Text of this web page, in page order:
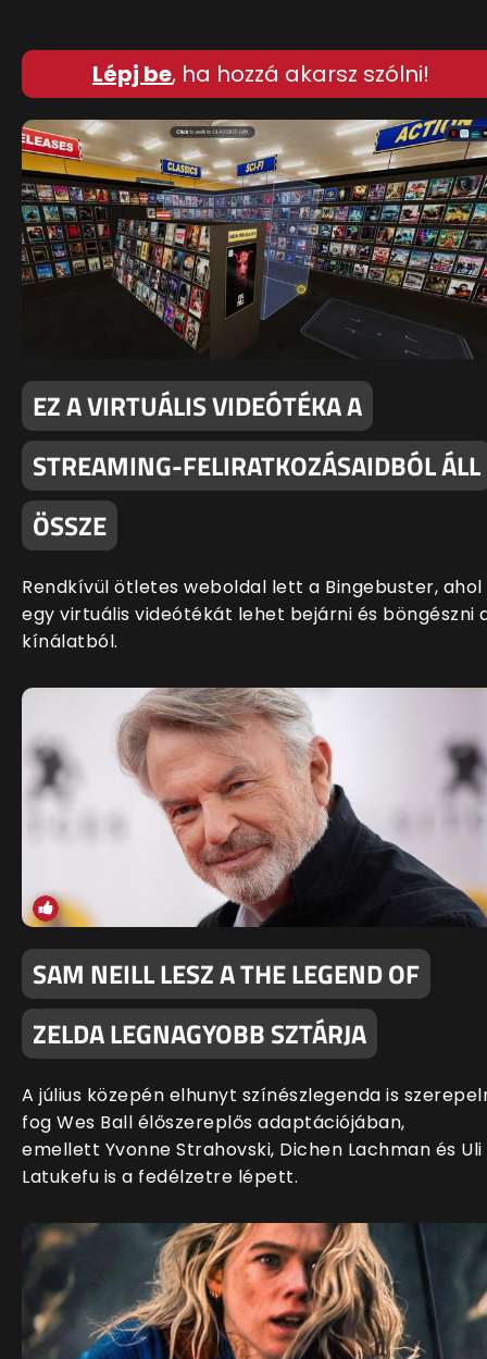
Lépj be, ha hozzá akarsz szólni!
EZ A VIRTUÁLIS VIDEÓTÉKA A
STREAMING-FELIRATKOZÁSAIDBÓL ÁLL
ÖSSZE
Rendkívül ötletes weboldal lett a Bingebuster, ahol
egy virtuális videótékát lehet bejárni és böngészni
kínálatból.
SAM NEILL LESZ A THE LEGEND OF
ZELDA LEGNAGYOBB SZTÁRJA
A július közepén elhunyt színészlegenda is
fog Wes Ball élőszereplős adaptációjában,
emellett Yvonne Strahovski, Dichen Lachman és Uli
Latukefu is a fedélzetre lépett.